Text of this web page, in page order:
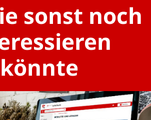
sonst noch
könnte